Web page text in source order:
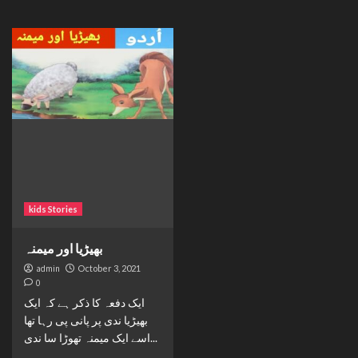
kids Stories
بھیڑیا اور میمنہ
admin October 3, 2021
0
ایک دفعہ کا ذکر ہے کہ ایک
بھیڑیا ندی پر پانی پی رہا تھا
اسے ایک میمنہ تھوڑا سا ندی...